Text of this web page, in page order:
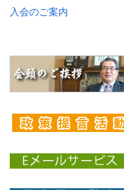
入会のご案内